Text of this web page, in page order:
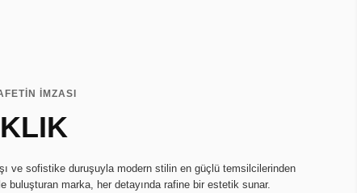
İMZASI
ve sofistike duruşuyla modern stilin en güçlü temsilcilerinden
buluşturan marka, her detayında rafine bir estetik sunar.